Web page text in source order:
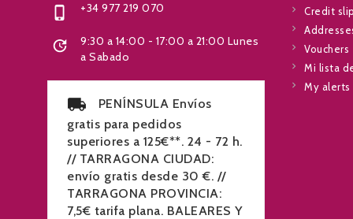
 +34 977 219 070

9:30 a 14:00 - 17:00 a 21:00 Lunes
a Sabado
PENÍNSULA Envíos
gratis para pedidos
superiores a 125€**. 24 - 72 h.
// TARRAGONA CIUDAD:
envío gratis desde 30 €. //
TARRAGONA PROVINCIA:
7,5€ tarifa plana. BALEARES Y
Credit
Vouchers
Mi lista
My alerts